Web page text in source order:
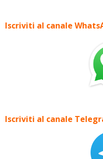
Iscriviti al canale
Iscriviti al canale